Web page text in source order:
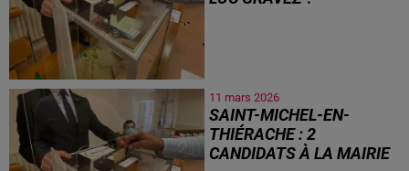
11 mars 2026
SAINT-MICHEL-EN-
THIÉRACHE : 2
CANDIDATS À LA MAIRIE